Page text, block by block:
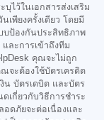
ไว้ในเอกสารส่งเสริม
เพียงครั้งเดียว โดยมี
บป้องกันประสิทธิภาพ
ละการเข้าถึงทีม
คุณจะไม่ถูก
ณจะต้องใช้บัตรเครดิต
น บัตรเดบิต และบัตร
เกี่ยวกับวิธีการชำระ
ดภัยจะต่อเนื่องและ